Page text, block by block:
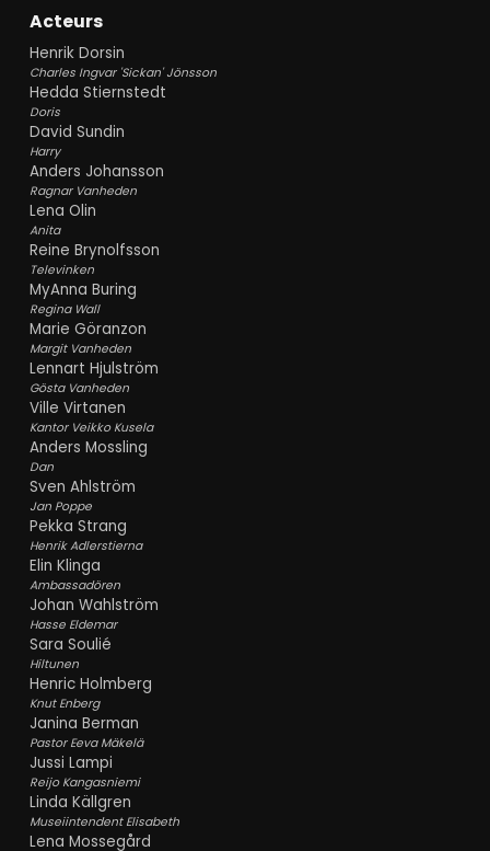
Acteurs
Henrik Dorsin
Charles Ingvar 'Sickan' Jönsson
Hedda Stiernstedt
Doris
David Sundin
Harry
Anders Johansson
Ragnar Vanheden
Lena Olin
Anita
Reine Brynolfsson
Televinken
MyAnna Buring
Regina Wall
Marie Göranzon
Margit Vanheden
Lennart Hjulström
Gösta Vanheden
Ville Virtanen
Kantor Veikko Kusela
Anders Mossling
Dan
Sven Ahlström
Jan Poppe
Pekka Strang
Henrik Adlerstierna
Elin Klinga
Ambassadören
Johan Wahlström
Hasse Eldemar
Sara Soulié
Hiltunen
Henric Holmberg
Knut Enberg
Janina Berman
Pastor Eeva Mäkelä
Jussi Lampi
Reijo Kangasniemi
Linda Källgren
Museiintendent Elisabeth
Lena Mossegård